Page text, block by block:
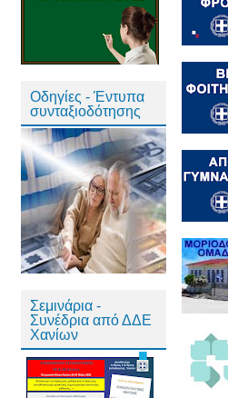
Οδηγίες - Έντυπα
συνταξιοδότησης
Σεμινάρια -
Συνέδρια από ΔΔΕ
Χανίων